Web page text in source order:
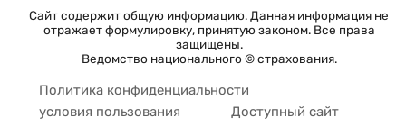
Сайт содержит общую информацию. Данная информация не
отражает формулировку, принятую законом. Все права
защищены.
Ведомство национального © страхования.
Политика конфиденциальности
условия пользования
Доступный сайт